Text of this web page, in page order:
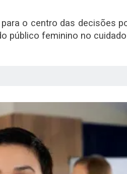
o centro das decisões
público feminino no